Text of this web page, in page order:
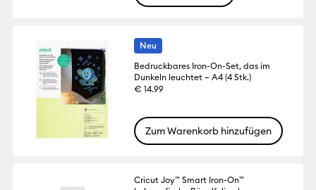
Neu
Bedruckbares Iron-On-Set, das im
Dunkeln leuchtet – A4 (4 Stk.)
€ 14.99
Zum Warenkorb hinzufügen
Cricut Joy™ Smart Iron-On™